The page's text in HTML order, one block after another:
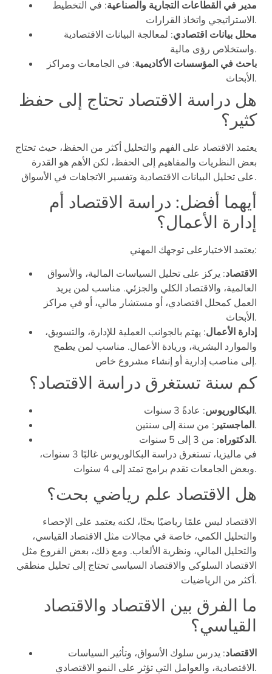
مدير في القطاعات التجارية والصناعية: في التخطيط
الاستراتيجي واتخاذ القرارات.
محلل بيانات اقتصادي: لمعالجة البيانات الاقتصادية
واستخلاص رؤى مالية.
باحث في المؤسسات الأكاديمية: في الجامعات ومراكز
الأبحاث.
هل دراسة الاقتصاد تحتاج إلى حفظ
كثير؟
يعتمد الاقتصاد على الفهم والتحليل أكثر من الحفظ، حيث تحتاج
بعض النظريات والمفاهيم إلى الحفظ، لكن الأهم هو القدرة
على تحليل البيانات الاقتصادية وتفسير الاتجاهات في الأسواق.
أيهما أفضل: دراسة الاقتصاد أم
إدارة الأعمال؟
يعتمد الاختيارعلى توجهك المهني:
الاقتصاد: يركز على تحليل السياسات المالية، والأسواق
العالمية، والاقتصاد الكلي والجزئي. مناسب لمن يريد
العمل كمحلل اقتصادي، أو مستشار مالي، أو في مراكز
الأبحاث.
إدارة الأعمال: يهتم بالجوانب العملية للإدارة، والتسويق،
والموارد البشرية، وريادة الأعمال. مناسب لمن يطمح
إلى مناصب إدارية أو إنشاء مشروع خاص.
كم سنة تستغرق دراسة الاقتصاد؟
البكالوريوس: عادةً 3 سنوات.
الماجستير: من سنة إلى سنتين.
الدكتوراه: من 3 إلى 5 سنوات.
في ماليزيا، تستغرق دراسة البكالوريوس غالبًا 3 سنوات،
وبعض الجامعات تقدم برامج تمتد إلى 4 سنوات.
هل الاقتصاد علم رياضي بحت؟
الاقتصاد ليس علمًا رياضيًا بحتًا، لكنه يعتمد على الإحصاء
والتحليل الكمي، خاصة في مجالات مثل الاقتصاد القياسي،
والتحليل المالي، ونظرية الألعاب. ومع ذلك، بعض الفروع مثل
الاقتصاد السلوكي والاقتصاد السياسي تحتاج إلى تحليل منطقي
أكثر من الرياضيات.
ما الفرق بين الاقتصاد والاقتصاد
القياسي؟
الاقتصاد: يدرس سلوك الأسواق، وتأثير السياسات
الاقتصادية، والعوامل التي تؤثر على النمو الاقتصادي.